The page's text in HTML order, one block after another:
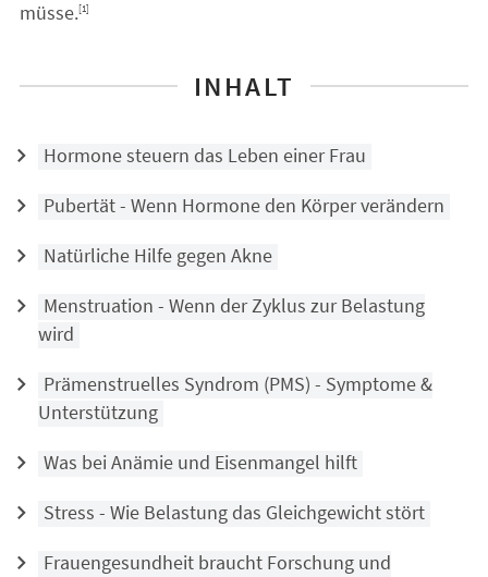
müsse.[1]
INHALT
Hormone steuern das Leben einer Frau
Pubertät - Wenn Hormone den Körper verändern
Natürliche Hilfe gegen Akne
Menstruation - Wenn der Zyklus zur Belastung
wird
Prämenstruelles Syndrom (PMS) - Symptome &
Unterstützung
Was bei Anämie und Eisenmangel hilft
Stress - Wie Belastung das Gleichgewicht stört
Frauengesundheit braucht Forschung und